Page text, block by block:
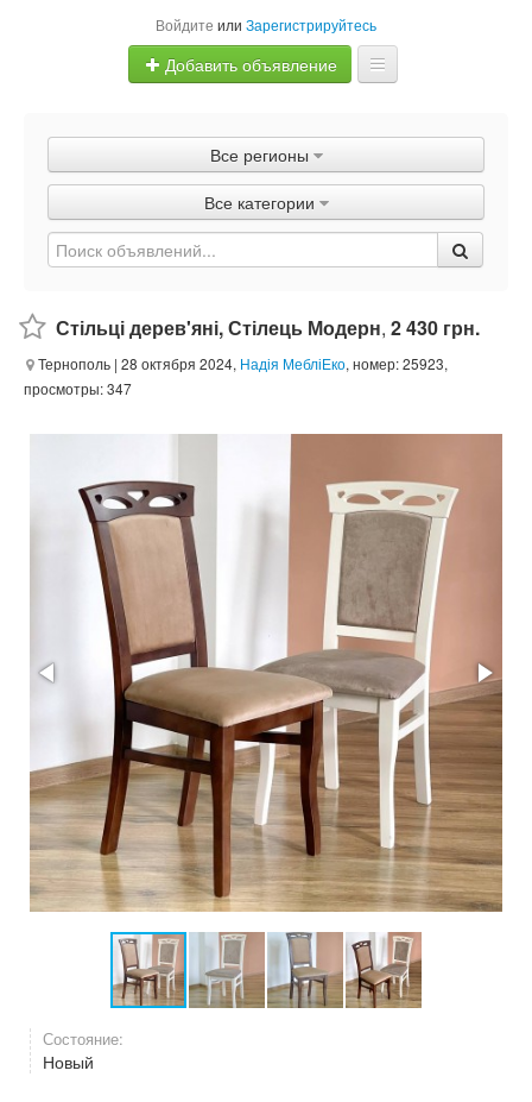
Войдите или Зарегистрируйтесь
Добавить объявление
Объявления
Быстрая продажа
Все регионы
Все категории
Стільці дерев'яні, Стілець Модерн, 2 430 грн.
Тернополь | 28 октября 2024, Надія МебліЕко, номер: 25923,
просмотры: 347
Состояние:
Новый